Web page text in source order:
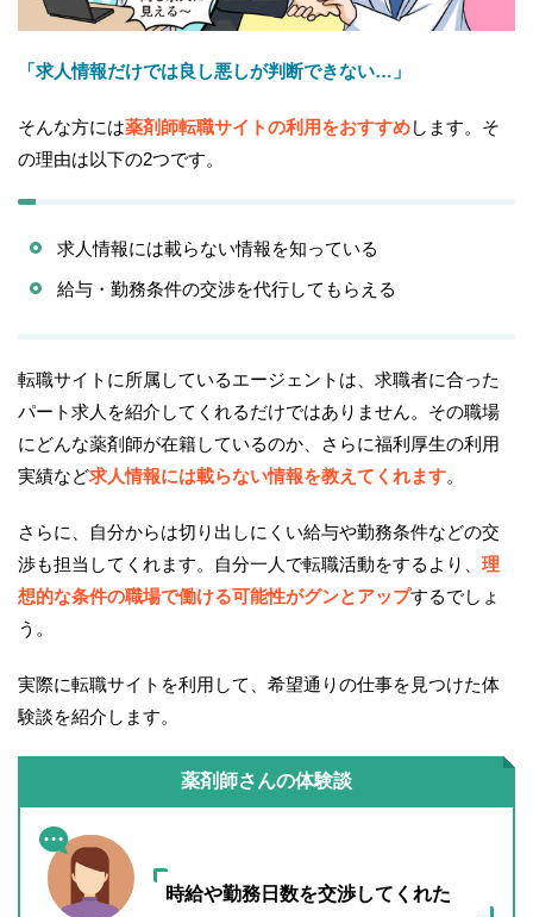
「求人情報だけでは良し悪しが判断できない…」
そんな方には薬剤師転職サイトの利用をおすすめします。そ
の理由は以下の2つです。
求人情報には載らない情報を知っている
給与・勤務条件の交渉を代行してもらえる
転職サイトに所属しているエージェントは、求職者に合った
パート求人を紹介してくれるだけではありません。その職場
にどんな薬剤師が在籍しているのか、さらに福利厚生の利用
実績など求人情報には載らない情報を教えてくれます。
さらに、自分からは切り出しにくい給与や勤務条件などの交
渉も担当してくれます。自分一人で転職活動をするより、 理
想的な条件の職場で働ける可能性がグンとアップするでしょ
う。
実際に転職サイトを利用して、希望通りの仕事を見つけた体
験談を紹介します。
薬剤師さんの体験談
時給や勤務日数を交渉してくれた